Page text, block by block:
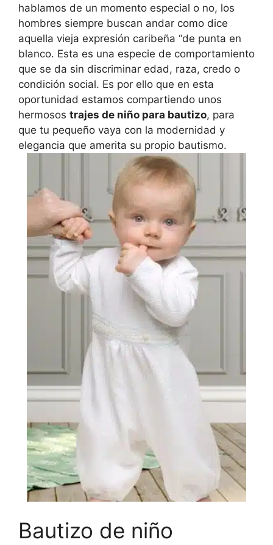
hablamos de un momento especial o no, los
hombres siempre buscan andar como dice
aquella vieja expresión caribeña “de punta en
blanco. Esta es una especie de comportamiento
que se da sin discriminar edad, raza, credo o
condición social. Es por ello que en esta
oportunidad estamos compartiendo unos
hermosos trajes de niño para bautizo, para
que tu pequeño vaya con la modernidad y
elegancia que amerita su propio bautismo.
Bautizo de niño